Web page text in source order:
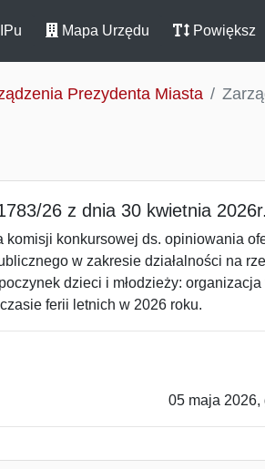
Mapa Urzędu Powiększ
Prezydenta Miasta
26 z dnia 30 kwietnia 2026r.
komisji konkursowej ds. opiniowania
w zakresie działalności na
dzieci i młodzieży:
ferii letnich w 2026 roku.
05 maja 2026,